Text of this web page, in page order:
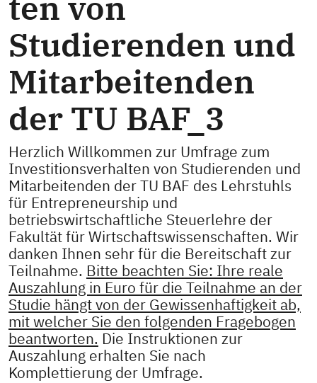
Studierenden und
Mitarbeitenden
der TU BAF_3
Herzlich Willkommen zur Umfrage zum
Investitionsverhalten von Studierenden und
Mitarbeitenden der TU BAF des Lehrstuhls
für Entrepreneurship und
betriebswirtschaftliche Steuerlehre der
Fakultät für Wirtschaftswissenschaften. Wir
danken Ihnen sehr für die Bereitschaft zur
Teilnahme. Bitte beachten Sie: Ihre reale
Auszahlung in Euro für die Teilnahme an der
Studie hängt von der Gewissenhaftigkeit ab,
mit welcher Sie den folgenden Fragebogen
beantworten. Die Instruktionen zur
Auszahlung erhalten Sie nach
Komplettierung der Umfrage.